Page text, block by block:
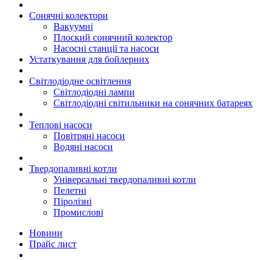
Сонячні колектори
Вакуумні
Плоский сонячний колектор
Насосні станції та насоси
Устаткування для бойлерних
Світлодіодне освітлення
Світлодіодні лампи
Світлодіодні світильники на сонячних батареях
Теплові насоси
Повітряні насоси
Водяні насоси
Твердопаливні котли
Універсальні твердопаливні котли
Пелетні
Піролізні
Промислові
Новини
Прайс лист